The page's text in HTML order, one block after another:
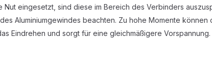
eingesetzt, sind diese im Bereich des Verbinders
Aluminiumgewindes beachten. Zu hohe Momente können
Eindrehen und sorgt für eine gleichmäßigere Vorspannung.